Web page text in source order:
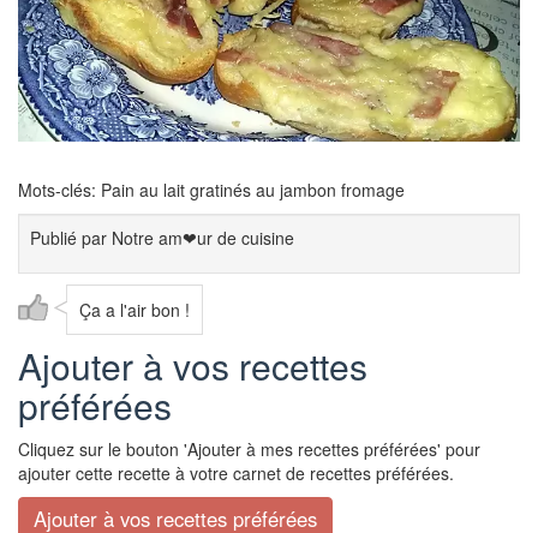
Mots-clés: Pain au lait gratinés au jambon fromage
Publié par Notre am❤ur de cuisine
Ça a l'air bon !
Ajouter à vos recettes
préférées
Cliquez sur le bouton 'Ajouter à mes recettes préférées' pour
ajouter cette recette à votre carnet de recettes préférées.